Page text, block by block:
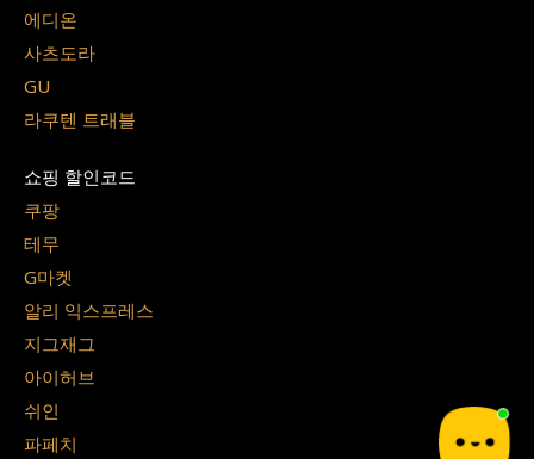
에디온
사츠도라
GU
라쿠텐 트래블
쇼핑 할인코드
쿠팡
테무
G마켓
알리 익스프레스
지그재그
아이허브
쉬인
파페치